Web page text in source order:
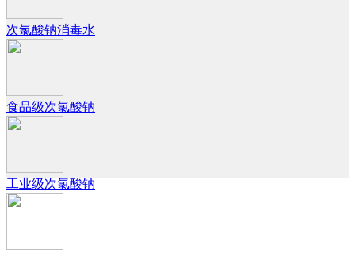
次氯酸钠消毒水
食品级次氯酸钠
工业级次氯酸钠